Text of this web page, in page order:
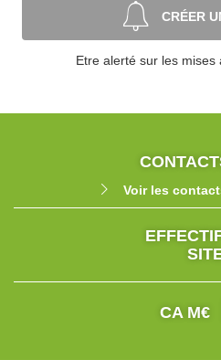
CRÉER
Etre alerté sur les
Voir les
CA M€